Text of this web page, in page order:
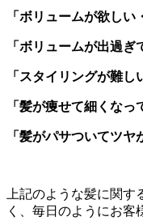
「ボリュームが欲しい
「ボリュームが出過
「スタイリングが難し
「髪が痩せて細くな
「髪がパサついてツヤ
上記のような髪に関
く、毎日のようにお客